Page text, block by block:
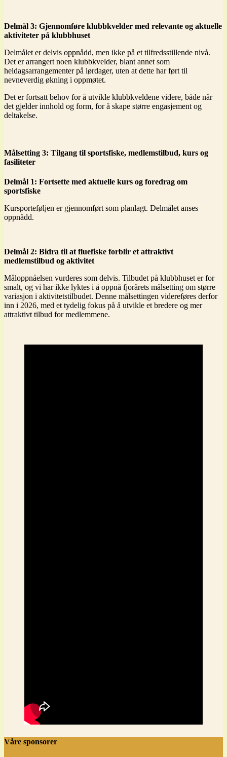
Delmål 3: Gjennomføre klubbkvelder med relevante og aktuelle
aktiviteter på klubbhuset
Delmålet er delvis oppnådd, men ikke på et tilfredsstillende nivå.
Det er arrangert noen klubbkvelder, blant annet som
heldagsarrangementer på lørdager, uten at dette har ført til
nevneverdig økning i oppmøtet.
Det er fortsatt behov for å utvikle klubbkveldene videre, både når
det gjelder innhold og form, for å skape større engasjement og
deltakelse.
Målsetting 3: Tilgang til sportsfiske, medlemstilbud, kurs og
fasiliteter
Delmål 1: Fortsette med aktuelle kurs og foredrag om
sportsfiske
Kursporteføljen er gjennomført som planlagt. Delmålet anses
oppnådd.
Delmål 2: Bidra til at fluefiske forblir et attraktivt
medlemstilbud og aktivitet
Måloppnåelsen vurderes som delvis. Tilbudet på klubbhuset er for
smalt, og vi har ikke lyktes i å oppnå fjorårets målsetting om større
variasjon i aktivitetstilbudet. Denne målsettingen videreføres derfor
inn i 2026, med et tydelig fokus på å utvikle et bredere og mer
attraktivt tilbud for medlemmene.
Våre sponsorer